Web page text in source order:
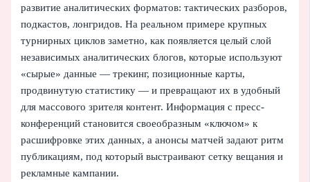
развитие аналитических форматов: тактических разборов,
подкастов, лонгридов. На реальном примере крупных
турнирных циклов заметно, как появляется целый слой
независимых аналитических блогов, которые используют
«сырые» данные — трекинг, позиционные карты,
продвинутую статистику — и превращают их в удобный
для массового зрителя контент. Информация с пресс-
конференций становится своеобразным «ключом» к
расшифровке этих данных, а анонсы матчей задают ритм
публикациям, под который выстраивают сетку вещания и
рекламные кампании.